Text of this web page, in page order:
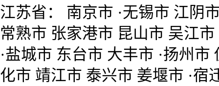
江苏省： 南京市 ·无锡市 江阴
常熟市 张家港市 昆山市 吴江
·盐城市 东台市 大丰市 ·扬州
化市 靖江市 泰兴市 姜堰市 ·宿